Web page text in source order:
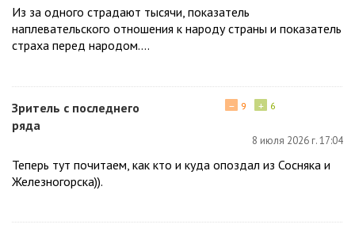
Из за одного страдают тысячи, показатель
наплевательского отношения к народу страны и показатель
страха перед народом....
Зритель с последнего
ряда
+ 6
− 9
8 июля 2026 г. 17:04
Теперь тут почитаем, как кто и куда опоздал из Сосняка и
Железногорска)).